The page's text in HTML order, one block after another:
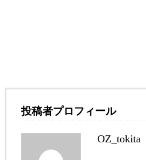
投稿者プロフィール
OZ_tokita